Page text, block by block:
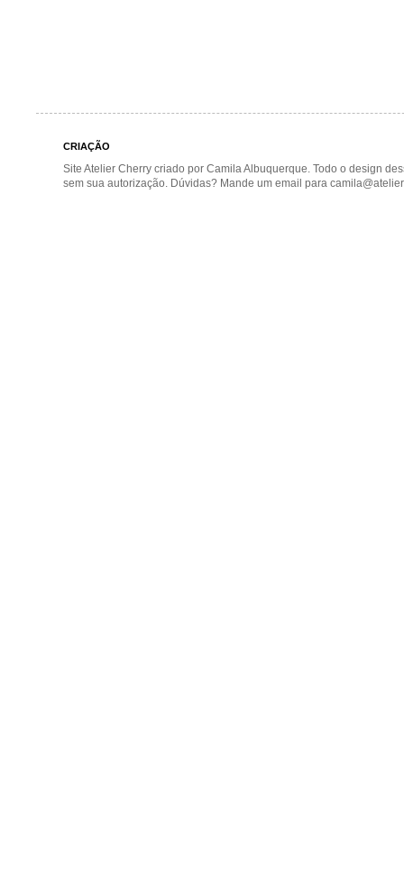
CRIAÇÃO
Site Atelier Cherry criado por Camila Albuquerque. Todo o design
sem sua autorização. Dúvidas? Mande um email para